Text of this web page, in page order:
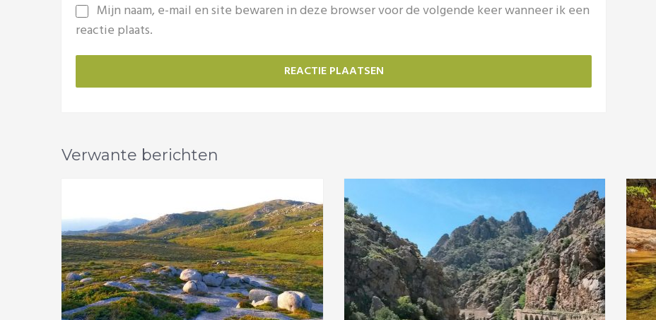
Mijn naam, e-mail en site bewaren in deze browser voor de volgende keer wanneer ik een
reactie plaats.
Verwante berichten